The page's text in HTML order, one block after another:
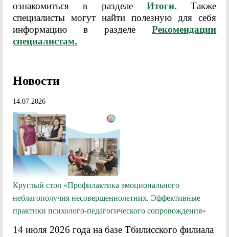
ознакомиться в разделе Итоги. Также
специалисты могут найти полезную для себя
информацию в разделе Рекомендации
специалистам.
Новости
14.07.2026
Круглый стол «Профилактика эмоционального
неблагополучия несовершеннолетних. Эффективные
практики психолого-педагогического сопровождения»
14 июля 2026 года на базе Тбилисского филиала